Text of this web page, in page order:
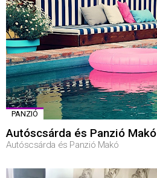
PANZIÓ
Autóscsárda és Panzió Makó
Autóscsárda és Panzió Makó